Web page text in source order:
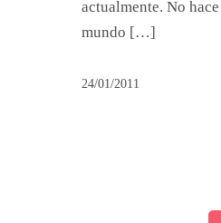
actualmente. No
mundo […]
24/01/2011